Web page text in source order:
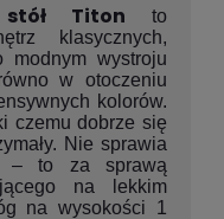
stół Titon
to
klasycznych,
modnym wystroju
w otoczeniu
kolorów.
czemu dobrze się
Nie sprawia
– to za sprawą
na lekkim
na wysokości 1